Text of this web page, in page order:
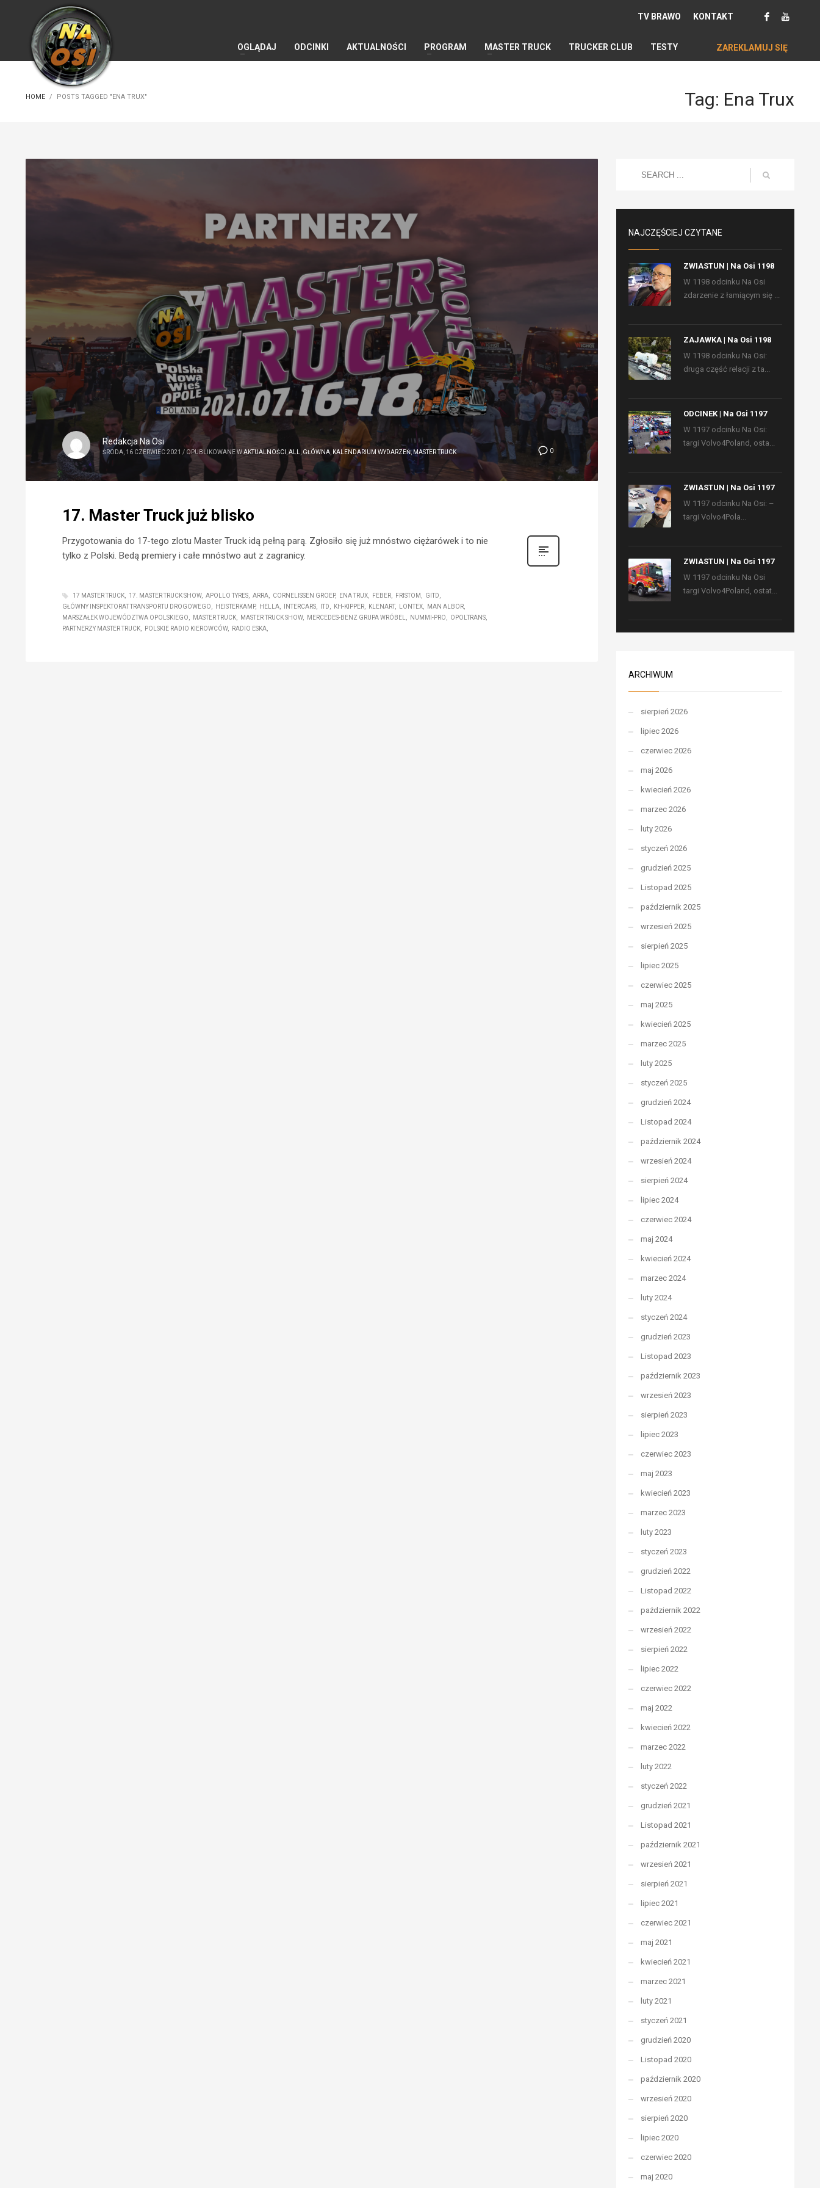
TV BRAWO KONTAKT
OGLĄDAJ ODCINKI AKTUALNOŚCI PROGRAM MASTER TRUCK TRUCKER CLUB TESTY ZAREKLAMUJ SIĘ
HOME POSTS TAGGED "ENA TRUX" Tag: Ena Trux
0
Redakcja Na Osi
ŚRODA, 16 CZERWIEC 2021 / OPUBLIKOWANE WAKTUALNOŚCI ALL GŁÓWNA KALENDARIUM WYDARZEŃ, MASTER TRUCK
17. Master Truck już blisko
Przygotowania do 17-tego zlotu Master Truck idą pełną parą. Zgłosiło się już mnóstwo ciężarówek i to nie
tylko z Polski. Bedą premiery i całe mnóstwo aut z zagranicy.
17 MASTER TRUCK 17. MASTER TRUCK SHOW APOLLO TYRES ARRA CORNELISSEN GROEP ENA TRUX FEBER FRISTOM
GITD
GŁÓWNY INSPEKTORAT TRANSPORTU DROGOWEGO
HEISTERKAMP HELLA INTERCARS ITD KH-KIPPER KLENART LONTEX
MAN ALBOR
MARSZAŁEK WOJEWÓDZTWA OPOLSKIEGO
MASTER TRUCK MASTER TRUCK SHOW MERCEDES-BENZ GRUPA WRÓBEL NUMMI-PRO
OPOLTRANS
PARTNERZY MASTER TRUCK
POLSKIE RADIO KIEROWCÓW RADIO ESKA
NAJCZĘŚCIEJ CZYTANE
ZWIASTUN | Na Osi 1198
W 1198 odcinku Na Osi
zdarzenie z łamiącym się ...
ZAJAWKA | Na Osi 1198
W 1198 odcinku Na Osi:
druga część relacji z ta...
ODCINEK | Na Osi 1197
W 1197 odcinku Na Osi:
targi Volvo4Poland, osta...
ZWIASTUN | Na Osi 1197
W 1197 odcinku Na Osi: –
targi Volvo4Pola...
ZWIASTUN | Na Osi 1197
W 1197 odcinku Na Osi
targi Volvo4Poland, ostat...
ARCHIWUM
sierpień 2026
lipiec 2026
czerwiec 2026
maj 2026
kwiecień 2026
marzec 2026
luty 2026
styczeń 2026
grudzień 2025
Listopad 2025
październik 2025
wrzesień 2025
sierpień 2025
lipiec 2025
czerwiec 2025
maj 2025
kwiecień 2025
marzec 2025
luty 2025
styczeń 2025
grudzień 2024
Listopad 2024
październik 2024
wrzesień 2024
sierpień 2024
lipiec 2024
czerwiec 2024
maj 2024
kwiecień 2024
marzec 2024
luty 2024
styczeń 2024
grudzień 2023
Listopad 2023
październik 2023
wrzesień 2023
sierpień 2023
lipiec 2023
czerwiec 2023
maj 2023
kwiecień 2023
marzec 2023
luty 2023
styczeń 2023
grudzień 2022
Listopad 2022
październik 2022
wrzesień 2022
sierpień 2022
lipiec 2022
czerwiec 2022
maj 2022
kwiecień 2022
marzec 2022
luty 2022
styczeń 2022
grudzień 2021
Listopad 2021
październik 2021
wrzesień 2021
sierpień 2021
lipiec 2021
czerwiec 2021
maj 2021
kwiecień 2021
marzec 2021
luty 2021
styczeń 2021
grudzień 2020
Listopad 2020
październik 2020
wrzesień 2020
sierpień 2020
lipiec 2020
czerwiec 2020
maj 2020